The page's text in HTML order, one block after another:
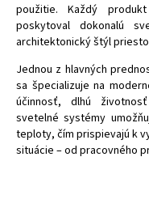
použitie. Každý
poskytoval dokonalú
architektonický štýl
Jednou z hlavných
sa špecializuje na
účinnosť, dlhú
svetelné systémy
teploty, čím prispievajú k
situácie – od pracovného